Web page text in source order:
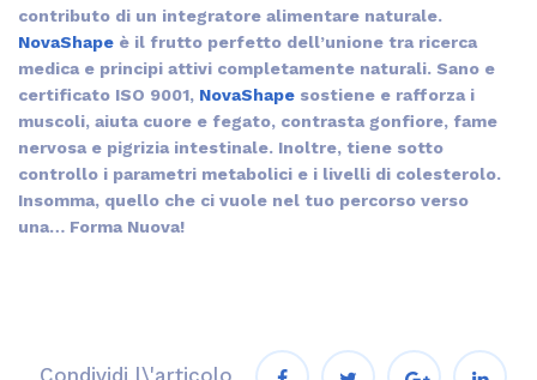
contributo di un integratore alimentare naturale.
NovaShape è il frutto perfetto dell’unione tra ricerca
medica e principi attivi completamente naturali. Sano e
certificato ISO 9001, NovaShape sostiene e rafforza i
muscoli, aiuta cuore e fegato, contrasta gonfiore, fame
nervosa e pigrizia intestinale. Inoltre, tiene sotto
controllo i parametri metabolici e i livelli di colesterolo.
Insomma, quello che ci vuole nel tuo percorso verso
una… Forma Nuova!